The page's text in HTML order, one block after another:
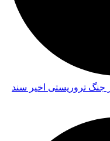
جنگ تروریستی اخیر سند